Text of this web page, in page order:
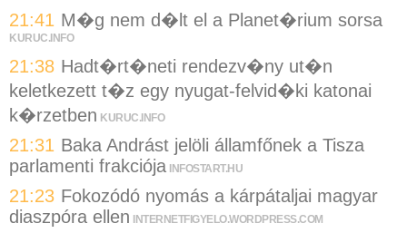
21:41 M�g nem d�lt el a Planet�rium sorsa
KURUC.INFO
21:38 Hadt�rt�neti rendezv�ny ut�n
keletkezett t�z egy nyugat-felvid�ki katonai
k�rzetben KURUC.INFO
21:31 Baka Andrást jelöli államfőnek a Tisza
parlamenti frakciója INFOSTART.HU
21:23 Fokozódó nyomás a kárpátaljai magyar
diaszpóra ellen
INTERNETFIGYELO.WORDPRESS.COM